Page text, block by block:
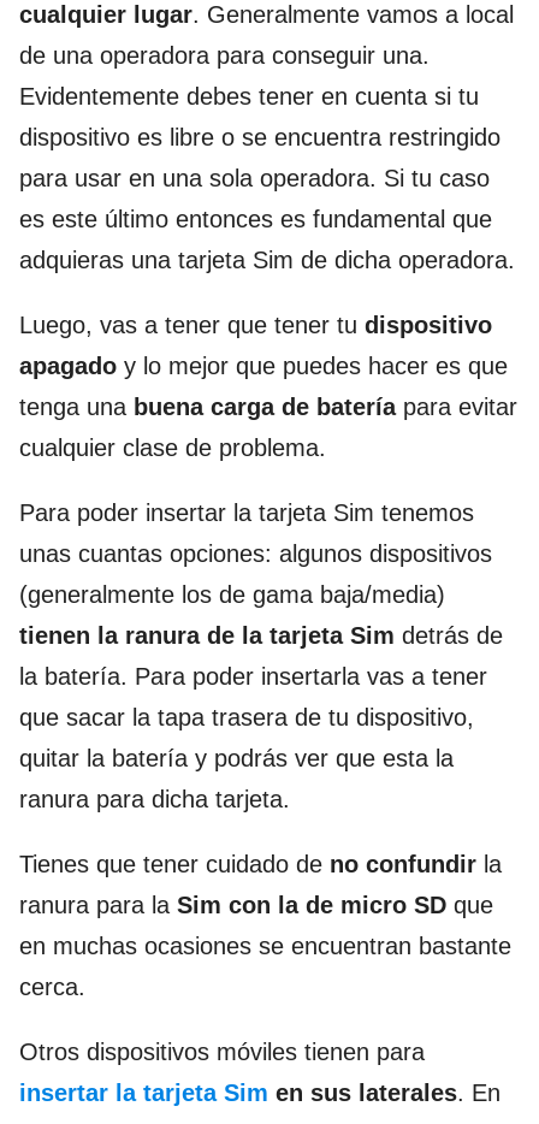
cualquier lugar. Generalmente vamos a local
de una operadora para conseguir una.
Evidentemente debes tener en cuenta si tu
dispositivo es libre o se encuentra restringido
para usar en una sola operadora. Si tu caso
es este último entonces es fundamental que
adquieras una tarjeta Sim de dicha operadora.
Luego, vas a tener que tener tu dispositivo
apagado y lo mejor que puedes hacer es que
tenga una buena carga de batería para evitar
cualquier clase de problema.
Para poder insertar la tarjeta Sim tenemos
unas cuantas opciones: algunos dispositivos
(generalmente los de gama baja/media)
tienen la ranura de la tarjeta Sim detrás de
la batería. Para poder insertarla vas a tener
que sacar la tapa trasera de tu dispositivo,
quitar la batería y podrás ver que esta la
ranura para dicha tarjeta.
Tienes que tener cuidado de no confundir la
ranura para la Sim con la de micro SD que
en muchas ocasiones se encuentran bastante
cerca.
Otros dispositivos móviles tienen para
insertar la tarjeta Sim en sus laterales. En